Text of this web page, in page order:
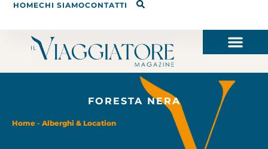
HOMECHI SIAMOCONTATTI
FORESTA NERA
Home - Alberghi & Location